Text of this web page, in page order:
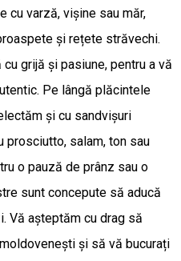
cu varză, vișine sau măr,
și rețete străvechi.
grijă și pasiune, pentru a vă
Pe lângă plăcintele
și cu sandvișuri
prosciutto, salam, ton sau
o pauză de prânz sau o
sunt concepute să aducă
Vă așteptăm cu drag să
și să vă bucurați